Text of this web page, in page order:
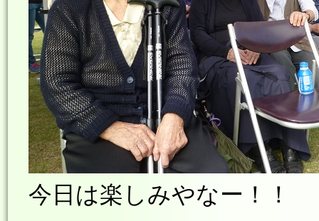
今日は楽しみやなー！！